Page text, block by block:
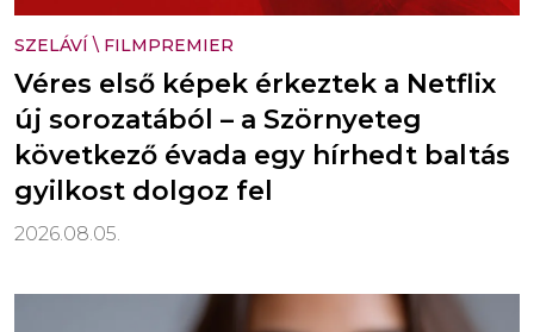
SZELÁVÍ \ FILMPREMIER
Véres első képek érkeztek a Netflix
új sorozatából – a Szörnyeteg
következő évada egy hírhedt baltás
gyilkost dolgoz fel
2026.08.05.